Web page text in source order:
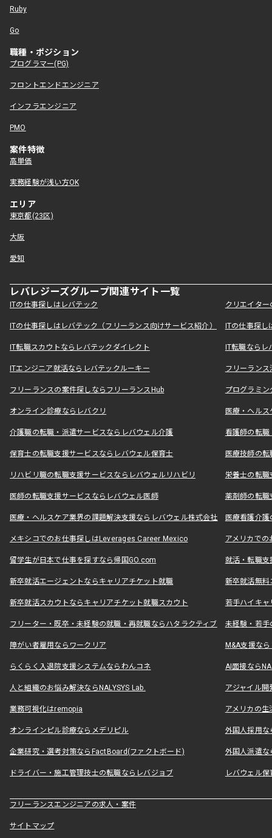
Ruby
Go
職種・ポジション
プログラマー(PG)
フロントエンドエンジニア
インフラエンジニア
PMO
案件特徴
高単価
実務経験が浅い方OK
エリア
東京都(23区)
大阪
愛知
レバレジーズグループ関連サイト一覧
ITの仕事探しはレバテック クリエイタ
ITの仕事探しはレバテック（フリーランス向けサービス紹介） ITの仕事探
IT転職スカウトならレバテックダイレクト IT転職なら
ITエンジニア就活ならレバテックルーキー フリーラン
フリーランスの案件探しならフリーランスHub プログラミ
オンライン診療ならレバクリ 医療・ヘル
介護職の転職・派遣サービスならレバウェル介護 看護師の転
保育士の転職支援サービスならレバウェル保育士 医療技師の
リハビリ職の転職支援サービスならレバウェルリハビリ 栄養士の転
医師の転職支援サービスならレバウェル医師 薬剤師の転
医療・ヘルスケア業界の課題解決支援ならレバウェル株式会社 医療看護介
メキシコでのお仕事探しはLeverages Career Mexico アメリカで
留学生が日本で仕事を探すなら帰国GO.com 就活・転職
新卒就活エージェントならキャリアチケット就職 新卒就活無料
新卒就活スカウトならキャリアチケット就職スカウト 若手ハイキ
フリーター・既卒・未経験の就職・再就職ならハタラクティブ 未経験・若手
障がい者雇用ならワークリア M&A支援な
らくらく入退院支援システムならわんコネ AI面接なら
人と組織のお悩み解決ならNALYSYS Lab. アジャイル
業務可視化はremopia アメリカの
オンラインピル診療ならメデリピル 外国人採用
企業研究・選考対策ならFactBoard(ファクトボード) 外国人派遣な
ドライバー・施工管理技士の転職ならレバジョブ レバウェル
フリーランスエンジニアの求人・案件
サイトマップ